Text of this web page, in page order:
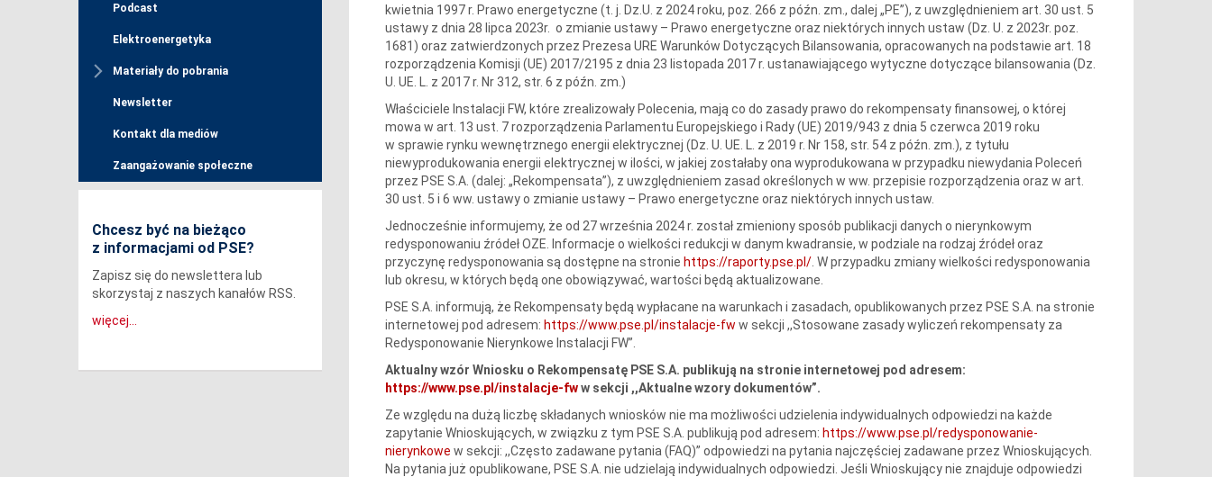
Podcast
Elektroenergetyka
Materiały do pobrania
Newsletter
Kontakt dla mediów
Zaangażowanie społeczne
Chcesz być na bieżąco
z informacjami od PSE?
Zapisz się do newslettera lub
skorzystaj z naszych kanałów RSS.
więcej...
kwietnia 1997 r. Prawo energetyczne (t. j. Dz.U. z 2024 roku, poz. 266 z późn. zm., dalej „PE”), z uwzględnieniem art. 30 ust. 5
ustawy z dnia 28 lipca 2023r. o zmianie ustawy – Prawo energetyczne oraz niektórych innych ustaw (Dz. U. z 2023r. poz.
1681) oraz zatwierdzonych przez Prezesa URE Warunków Dotyczących Bilansowania, opracowanych na podstawie art. 18
rozporządzenia Komisji (UE) 2017/2195 z dnia 23 listopada 2017 r. ustanawiającego wytyczne dotyczące bilansowania (Dz.
U. UE. L. z 2017 r. Nr 312, str. 6 z późn. zm.)
Właściciele Instalacji FW, które zrealizowały Polecenia, mają co do zasady prawo do rekompensaty finansowej, o której
mowa w art. 13 ust. 7 rozporządzenia Parlamentu Europejskiego i Rady (UE) 2019/943 z dnia 5 czerwca 2019 roku
w sprawie rynku wewnętrznego energii elektrycznej (Dz. U. UE. L. z 2019 r. Nr 158, str. 54 z późn. zm.), z tytułu
niewyprodukowania energii elektrycznej w ilości, w jakiej zostałaby ona wyprodukowana w przypadku niewydania Poleceń
przez PSE S.A. (dalej: „Rekompensata”), z uwzględnieniem zasad określonych w ww. przepisie rozporządzenia oraz w art.
30 ust. 5 i 6 ww. ustawy o zmianie ustawy – Prawo energetyczne oraz niektórych innych ustaw.
Jednocześnie informujemy, że od 27 września 2024 r. został zmieniony sposób publikacji danych o nierynkowym
redysponowaniu źródeł OZE. Informacje o wielkości redukcji w danym kwadransie, w podziale na rodzaj źródeł oraz
przyczynę redysponowania są dostępne na stronie https://raporty.pse.pl/. W przypadku zmiany wielkości redysponowania
lub okresu, w których będą one obowiązywać, wartości będą aktualizowane.
PSE S.A. informują, że Rekompensaty będą wypłacane na warunkach i zasadach, opublikowanych przez PSE S.A. na stronie
internetowej pod adresem: https://www.pse.pl/instalacje-fw w sekcji ,,Stosowane zasady wyliczeń rekompensaty za
Redysponowanie Nierynkowe Instalacji FW”.
Aktualny wzór Wniosku o Rekompensatę PSE S.A. publikują na stronie internetowej pod adresem:
https://www.pse.pl/instalacje-fww sekcji ,,Aktualne wzory dokumentów”.
Ze względu na dużą liczbę składanych wniosków nie ma możliwości udzielenia indywidualnych odpowiedzi na każde
zapytanie Wnioskujących, w związku z tym PSE S.A. publikują pod adresem: https://www.pse.pl/redysponowanie-
nierynkowe w sekcji: ,,Często zadawane pytania (FAQ)” odpowiedzi na pytania najczęściej zadawane przez Wnioskujących.
Na pytania już opublikowane, PSE S.A. nie udzielają indywidualnych odpowiedzi. Jeśli Wnioskujący nie znajduje odpowiedzi